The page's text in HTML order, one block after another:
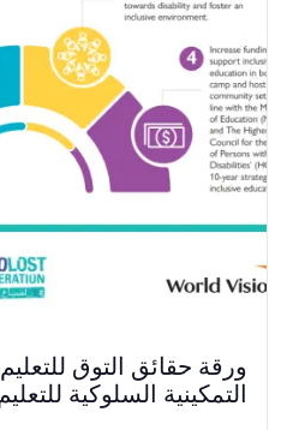
ورقة حقائق التوق
التمكينية السلوكية